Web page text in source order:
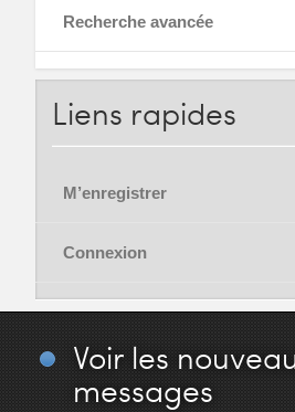
Recherche avancée
Liens rapides
M’enregistrer
Connexion
Voir les
messages